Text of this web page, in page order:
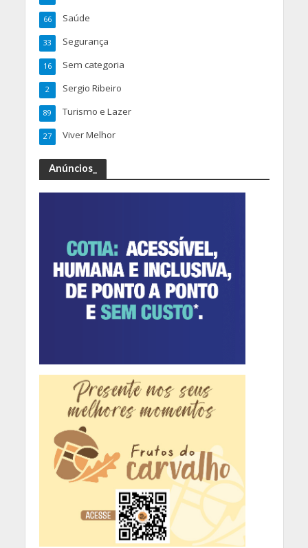
Saúde
66
Segurança
33
Sem categoria
16
Sergio Ribeiro
2
Turismo e Lazer
89
Viver Melhor
27
Anúncios_